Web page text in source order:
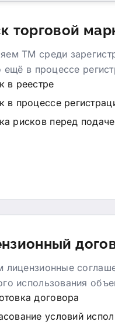
торговой
ТМ среди
ещё в процессе
в реестре
в процессе
рисков перед
лицензионные
использования
договора
условий